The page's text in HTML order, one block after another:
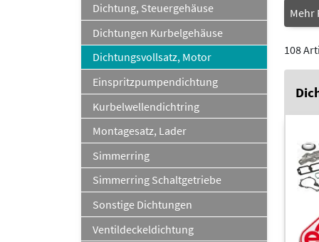
Dichtung, Steuergehäuse
Dichtungen Kurbelgehäuse
Dichtungsvollsatz, Motor
Einspritzpumpendichtung
Kurbelwellendichtring
Montagesatz, Lader
Simmerring
Simmerring Schaltgetriebe
Sonstige Dichtungen
Ventildeckeldichtung
Mehr
108